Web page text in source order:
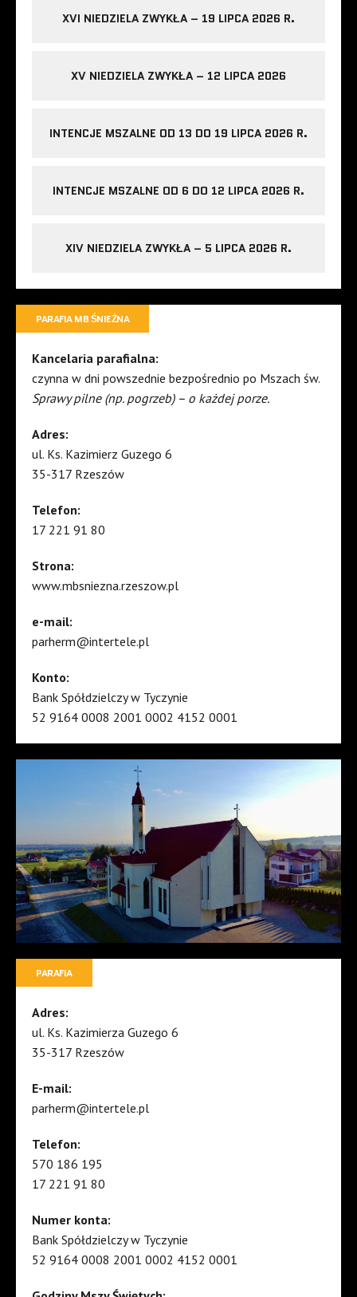
XVI NIEDZIELA ZWYKŁA – 19 LIPCA 2026 R.
XV NIEDZIELA ZWYKŁA – 12 LIPCA 2026
INTENCJE MSZALNE OD 13 DO 19 LIPCA 2026 R.
INTENCJE MSZALNE OD 6 DO 12 LIPCA 2026 R.
XIV NIEDZIELA ZWYKŁA – 5 LIPCA 2026 R.
PARAFIA MB ŚNIEŻNA
Kancelaria parafialna:
czynna w dni powszednie bezpośrednio po Mszach św.
Sprawy pilne (np. pogrzeb) – o każdej porze.
Adres:
ul. Ks. Kazimierz Guzego 6
35-317 Rzeszów
Telefon:
17 221 91 80
Strona:
www.mbsniezna.rzeszow.pl
e-mail:
parherm@intertele.pl
Konto:
Bank Spółdzielczy w Tyczynie
52 9164 0008 2001 0002 4152 0001
PARAFIA
Adres:
ul. Ks. Kazimierza Guzego 6
35-317 Rzeszów
E-mail:
parherm@intertele.pl
Telefon:
570 186 195
17 221 91 80
Numer konta:
Bank Spółdzielczy w Tyczynie
52 9164 0008 2001 0002 4152 0001